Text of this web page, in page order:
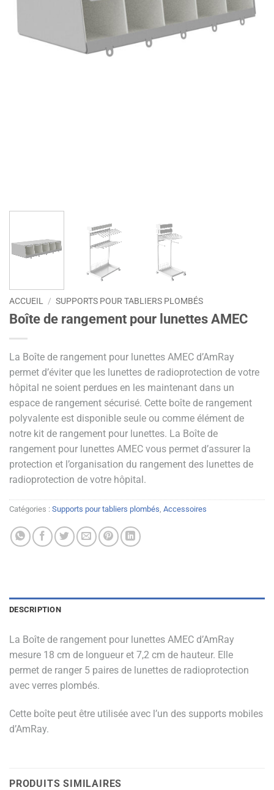
ACCUEIL / SUPPORTS POUR TABLIERS PLOMBÉS
Boîte de rangement pour lunettes AMEC
La Boîte de rangement pour lunettes AMEC d’AmRay
permet d’éviter que les lunettes de radioprotection de votre
hôpital ne soient perdues en les maintenant dans un
espace de rangement sécurisé. Cette boîte de rangement
polyvalente est disponible seule ou comme élément de
notre kit de rangement pour lunettes. La Boîte de
rangement pour lunettes AMEC vous permet d’assurer la
protection et l’organisation du rangement des lunettes de
radioprotection de votre hôpital.
Catégories : Supports pour tabliers plombés, Accessoires
DESCRIPTION
La Boîte de rangement pour lunettes AMEC d’AmRay
mesure 18 cm de longueur et 7,2 cm de hauteur. Elle
permet de ranger 5 paires de lunettes de radioprotection
avec verres plombés.
Cette boîte peut être utilisée avec l’un des supports mobiles
d’AmRay.
PRODUITS SIMILAIRES